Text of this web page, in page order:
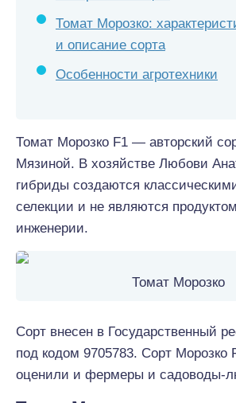
Томат Морозко:
и описание сорта
Особенности агротехники
Томат Морозко F1 — авторский
Мязиной. В хозяйстве Любови
гибриды создаются
селекции и не являются
инженерии.
Томат Морозко
Сорт внесен в Государственный
под кодом 9705783. Сорт Морозко
оценили и фермеры и садоводы-